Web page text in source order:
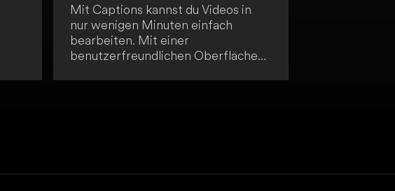
Mit Captions kannst du Videos in
nur wenigen Minuten einfach
bearbeiten. Mit einer
benutzerfreundlichen Oberfläche